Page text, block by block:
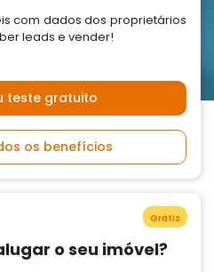
com dados dos proprietários
leads e vender!
teste gratuito
os benefícios
Grátis
o seu imóvel?